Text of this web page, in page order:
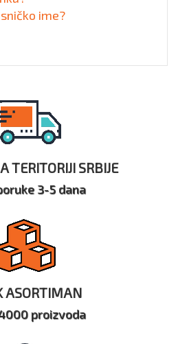
ime?
TERITORIJI SRBIJE
3-5 dana
ASORTIMAN
proizvoda